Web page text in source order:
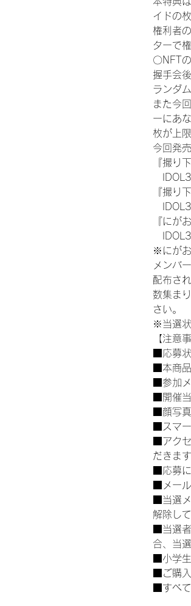
イドの
権利者
ターで
〇NFT
握手会
ランダ
また今
ーにあ
枚が上
今回発
『撮り
『撮り
『にが
※にが
メンバ
配布さ
数集ま
さい。
※当選状
【注意
■応募
■本商
■参加
■開催
■顔写
■スマ
■アク
だきま
■応募
■メー
■当選
解除し
■当選
合、当
■小学
■ご購
■すべ